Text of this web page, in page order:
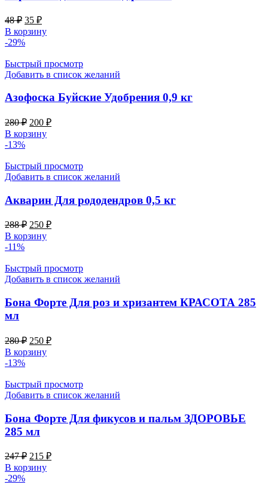
48₽ Первоначальная
цена
составляла
35 ₽Текущая
цена:
В корзину
-29%
Быстрый просмотр
Добавить в список желаний
Азофоска Буйские Удобрения 0,9 кг
280₽ Первоначальная
цена
составляла
200 ₽Текущая
В корзину
-13%
Быстрый просмотр
Добавить в список желаний
Акварин Для рододендров 0,5 кг
288₽ Первоначальная
цена
составляла
250 ₽Текущая
В корзину
-11%
Быстрый просмотр
Добавить в список желаний
Бона Форте Для роз и хризантем КРАСОТА 285
мл
280₽ Первоначальная
цена
составляла
250 ₽Текущая
В корзину
-13%
Быстрый просмотр
Добавить в список желаний
Бона Форте Для фикусов и пальм ЗДОРОВЬЕ
285 мл
247₽ Первоначальная
цена
составляла
215 ₽Текущая
В корзину
-29%